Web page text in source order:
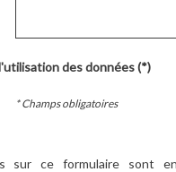
des données (*)
* Champs obligatoires
sur ce formulaire sont